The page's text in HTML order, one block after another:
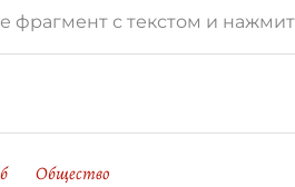
с текстом и
Общество